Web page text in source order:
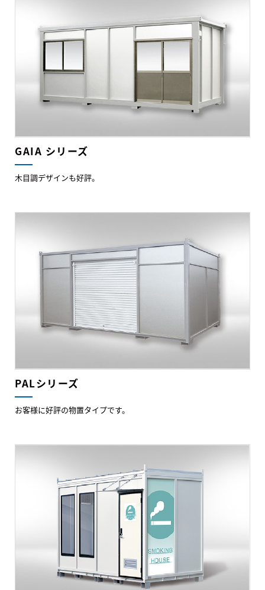
GAIA シリーズ
木目調デザインも好評。
PALシリーズ
お客様に好評の物置タイプです。